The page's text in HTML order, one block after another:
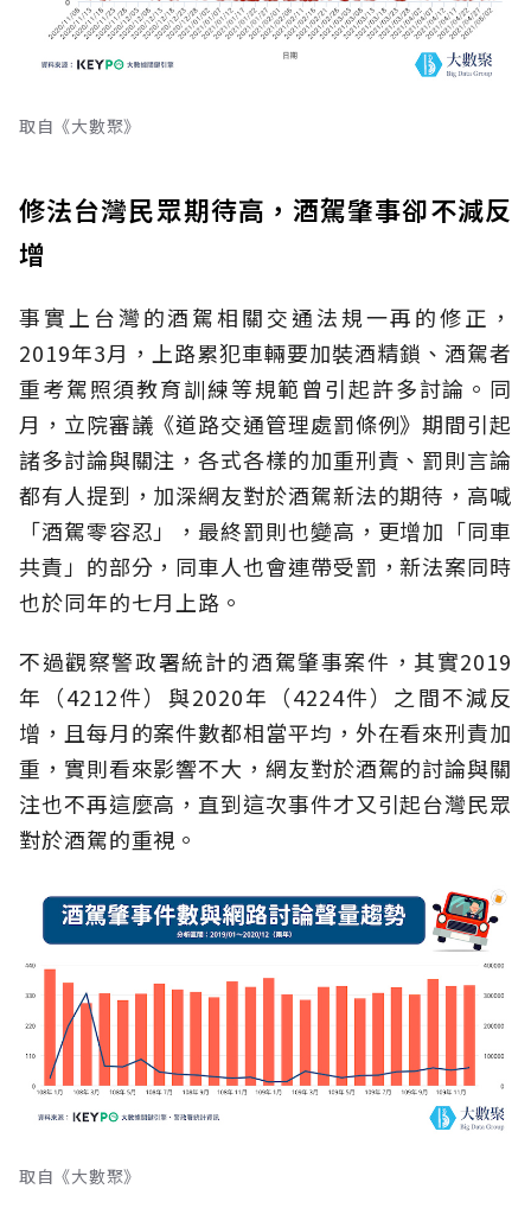
取自《大數聚》
修法台灣民眾期待高，酒駕肇事卻不減反
增
事實上台灣的酒駕相關交通法規一再的修正，
2019年3月，上路累犯車輛要加裝酒精鎖、酒駕者
重考駕照須教育訓練等規範曾引起許多討論。同
月，立院審議《道路交通管理處罰條例》期間引起
諸多討論與關注，各式各樣的加重刑責、罰則言論
都有人提到，加深網友對於酒駕新法的期待，高喊
「酒駕零容忍」，最終罰則也變高，更增加「同車
共責」的部分，同車人也會連帶受罰，新法案同時
也於同年的七月上路。
不過觀察警政署統計的酒駕肇事案件，其實2019
年（4212件）與2020年（4224件）之間不減反
增，且每月的案件數都相當平均，外在看來刑責加
重，實則看來影響不大，網友對於酒駕的討論與關
注也不再這麼高，直到這次事件才又引起台灣民眾
對於酒駕的重視。
取自《大數聚》